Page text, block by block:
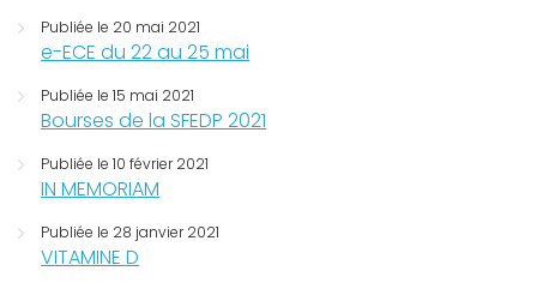
Publiée le 20 mai 2021
e-ECE du 22 au 25 mai
Publiée le 15 mai 2021
Bourses de la SFEDP 2021
Publiée le 10 février 2021
IN MEMORIAM
Publiée le 28 janvier 2021
VITAMINE D